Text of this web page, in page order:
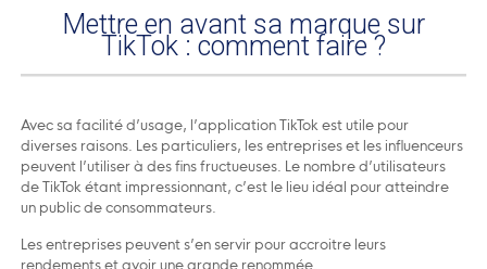
Mettre en avant sa marque sur
TikTok : comment faire ?
Avec sa facilité d’usage, l’application TikTok est utile pour
diverses raisons. Les particuliers, les entreprises et les influenceurs
peuvent l’utiliser à des fins fructueuses. Le nombre d’utilisateurs
de TikTok étant impressionnant, c’est le lieu idéal pour atteindre
un public de consommateurs.
Les entreprises peuvent s’en servir pour accroitre leurs
rendements et avoir une grande renommée.